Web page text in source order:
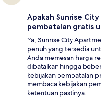
Apakah Sunrise
pembatalan gratis
Ya, Sunrise City
penuh yang tersedia
Anda memesan harga
dibatalkan hingga
kebijakan pembatalan
membaca kebijakan
ketentuan pastinya.